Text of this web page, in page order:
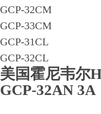
GCP-32CM
GCP-33CM
GCP-31CL
GCP-32CL
美国霍尼韦尔
GCP-32AN 3A